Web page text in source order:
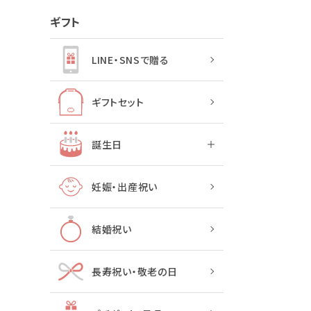
ギフト
LINE・SNSで贈る
ギフトセット
誕生日
妊娠・出産祝い
結婚祝い
長寿祝い・敬老の日